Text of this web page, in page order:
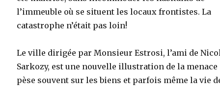
l’immeuble où se situent les locaux frontistes. La
catastrophe n’était pas loin!
Le ville dirigée par Monsieur Estrosi, l’ami de
Sarkozy, est une nouvelle illustration de la menace
pèse souvent sur les biens et parfois même la vie